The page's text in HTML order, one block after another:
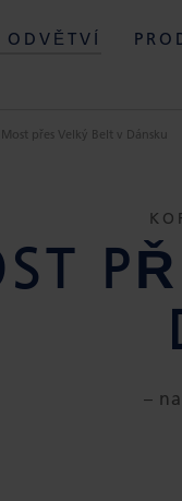
ODVĚTVÍ
Most přes Velký Belt v Dánsku
–